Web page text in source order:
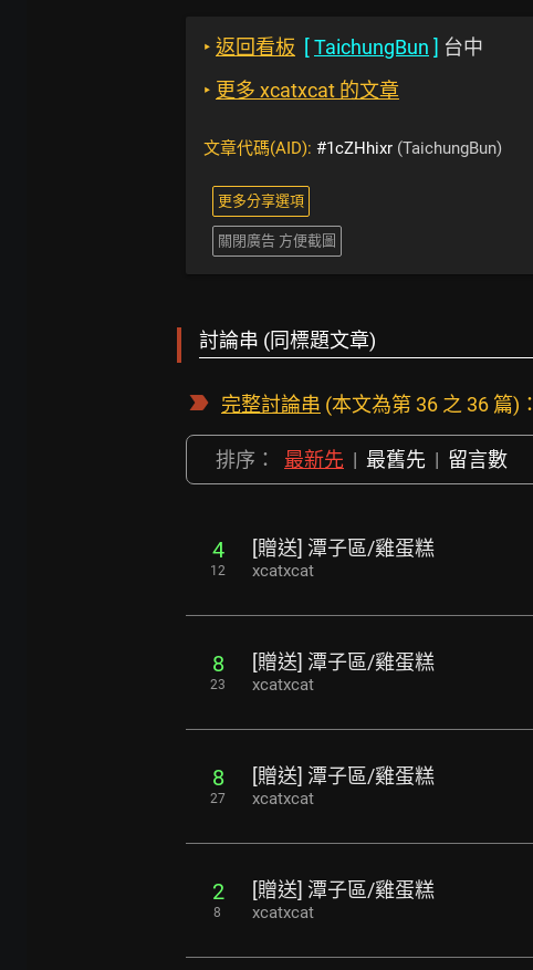
‣ 返回看板 [TaichungBun ] 台中
‣ 更多 xcatxcat 的文章
文章代碼(AID): #1cZHhixr (TaichungBun)
更多分享選項
關閉廣告 方便截圖
討論串 (同標題文章)
完整討論串 (本文為第 36 之 36 篇)：
排序： 最新先 | 最舊先 | 留言數
4
12
[贈送] 潭子區/雞蛋糕
xcatxcat
8
23
[贈送] 潭子區/雞蛋糕
xcatxcat
8
27
[贈送] 潭子區/雞蛋糕
xcatxcat
2
8
[贈送] 潭子區/雞蛋糕
xcatxcat